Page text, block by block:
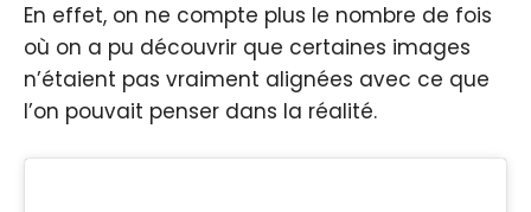
En effet, on ne compte plus le nombre de fois
où on a pu découvrir que certaines images
n’étaient pas vraiment alignées avec ce que
l’on pouvait penser dans la réalité.